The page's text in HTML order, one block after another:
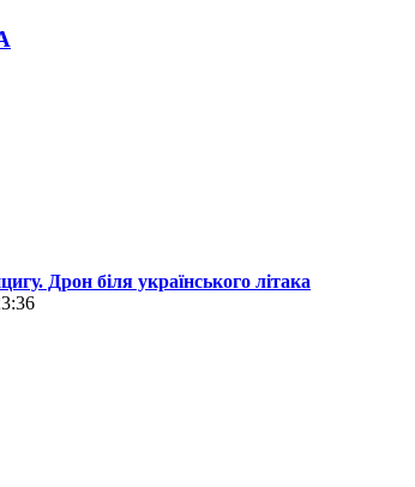
Дрон біля українського літака